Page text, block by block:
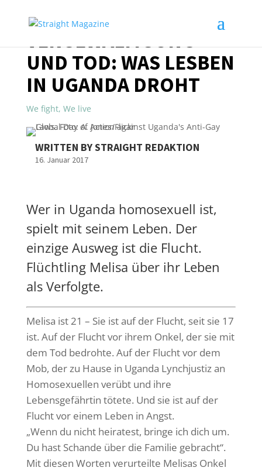
VERGEWALTIGUNG
UND TOD: WAS LESBEN
IN UGANDA DROHT
We fight, We live
WRITTEN BY STRAIGHT REDAKTION
16. Januar 2017
Wer in Uganda homosexuell ist,
spielt mit seinem Leben. Der
einzige Ausweg ist die Flucht.
Flüchtling Melisa über ihr Leben
als Verfolgte.
Melisa ist 21 – Sie ist auf der Flucht, seit sie 17
ist. Auf der Flucht vor ihrem Onkel, der sie mit
dem Tod bedrohte. Auf der Flucht vor dem
Mob, der zu Hause in Uganda Lynchjustiz an
Homosexuellen verübt und ihre
Lebensgefährtin tötete. Und sie ist auf der
Flucht vor einem Leben in Angst.
„Wenn du nicht heiratest, bringe ich dich um.
Du hast Schande über die Familie gebracht“.
Mit diesen Worten verurteilte Melisas Onkel